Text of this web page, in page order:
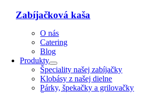
Zabíjačková kaša
O nás
Catering
Blog
Produkty
Špeciality našej zabíjačky
Klobásy z našej dielne
Párky, špekačky a grilovačky